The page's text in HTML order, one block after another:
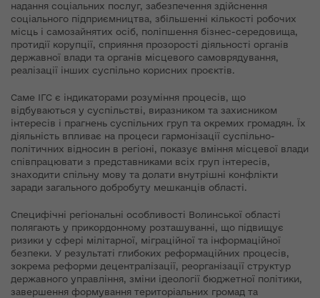
надання соціальних послуг, забезпечення здійснення
соціального підприємництва, збільшенні кількості робочих
місць і самозайнятих осіб, поліпшення бізнес-середовища,
протидії корупції, сприяння прозорості діяльності органів
державної влади та органів місцевого самоврядування,
реалізації інших суспільно корисних проєктів.
Саме ІГС є індикаторами розуміння процесів, що
відбуваються у суспільстві, виразником та захисником
інтересів і прагнень суспільних груп та окремих громадян. Їх
діяльність впливає на процеси гармонізації суспільно-
політичних відносин в регіоні, показує вміння місцевої влади
співпрацювати з представниками всіх груп інтересів,
знаходити спільну мову та долати внутрішні конфлікти
заради загального добробуту мешканців області.
Специфічні регіональні особливості Волинської області
полягають у прикордонному розташуванні, що підвищує
ризики у сфері мілітарної, міграційної та інформаційної
безпеки. У результаті глибоких реформаційних процесів,
зокрема реформи децентралізації, реорганізації структур
державного управління, зміни ідеології бюджетної політики,
завершення формування територіальних громад та